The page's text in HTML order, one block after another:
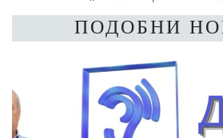
ПОДОБНИ